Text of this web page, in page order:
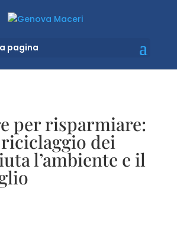
pagina
per risparmiare:
dei
l’ambiente e il